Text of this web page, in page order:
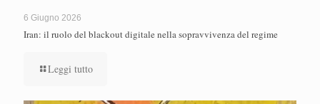
6 Giugno 2026
Iran: il ruolo del blackout digitale nella sopravvivenza del regime
Leggi tutto